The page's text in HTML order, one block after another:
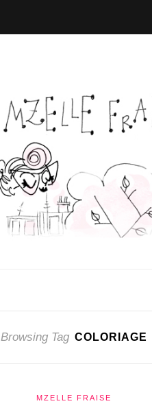
Browsing Tag COLORIAGE
MZELLE FRAISE